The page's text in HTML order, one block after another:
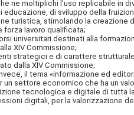
ne moltiplichi l'uso replicabile in
educazione, di sviluppo della
turistica, stimolando la
lavoro qualificata;
universitari destinati alla
XIV Commissione;
strategici e di carattere
dalla XIV Commissione;
il tema «informazione ed
settore economico che ha un
tecnologica e digitale di tutta
digitali, per la valorizzazione